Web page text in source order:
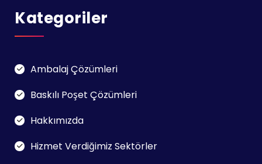
Kategoriler
Ambalaj Çözümleri
Baskılı Poşet Çözümleri
Hakkımızda
Hizmet Verdiğimiz Sektörler